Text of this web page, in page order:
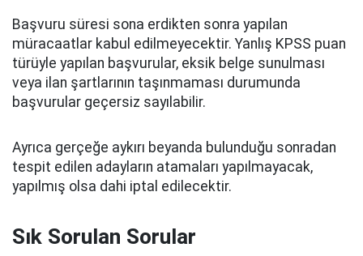
Başvuru süresi sona erdikten sonra yapılan
müracaatlar kabul edilmeyecektir. Yanlış KPSS puan
türüyle yapılan başvurular, eksik belge sunulması
veya ilan şartlarının taşınmaması durumunda
başvurular geçersiz sayılabilir.
Ayrıca gerçeğe aykırı beyanda bulunduğu sonradan
tespit edilen adayların atamaları yapılmayacak,
yapılmış olsa dahi iptal edilecektir.
Sık Sorulan Sorular